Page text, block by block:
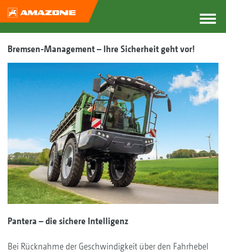
Bremsen-Management – Ihre Sicherheit geht vor!
Pantera – die sichere Intelligenz
Bei Rücknahme der Geschwindigkeit über den Fahrhebel